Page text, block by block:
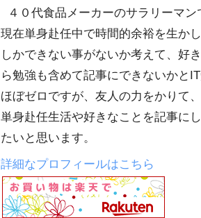
４０代食品メーカーのサラリーマン
現在単身赴任中で時間的余裕を生か
しかできない事がないか考えて、好
ら勉強も含めて記事にできないかと
ほぼゼロですが、友人の力をかりて
単身赴任生活や好きなことを記事に
たいと思います。
詳細なプロフィールはこちら